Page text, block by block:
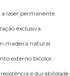
laser permanente.
exclusiva.
madeira natural.
externo bicolor.
e durabilidade.